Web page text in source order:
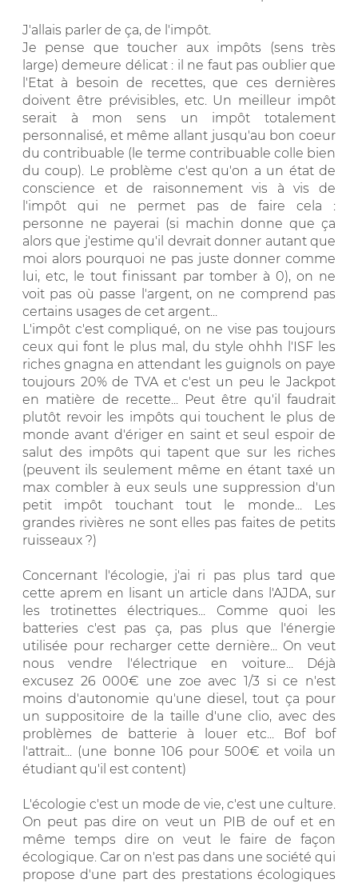
J'allais parler de ça, de l'impôt.
Je pense que toucher aux impôts (sens très
large) demeure délicat : il ne faut pas oublier que
l'Etat à besoin de recettes, que ces dernières
doivent être prévisibles, etc. Un meilleur impôt
serait à mon sens un impôt totalement
personnalisé, et même allant jusqu'au bon coeur
du contribuable (le terme contribuable colle bien
du coup). Le problème c'est qu'on a un état de
conscience et de raisonnement vis à vis de
l'impôt qui ne permet pas de faire cela :
personne ne payerai (si machin donne que ça
alors que j'estime qu'il devrait donner autant que
moi alors pourquoi ne pas juste donner comme
lui, etc, le tout finissant par tomber à 0), on ne
voit pas où passe l'argent, on ne comprend pas
certains usages de cet argent...
L'impôt c'est compliqué, on ne vise pas toujours
ceux qui font le plus mal, du style ohhh l'ISF les
riches gnagna en attendant les guignols on paye
toujours 20% de TVA et c'est un peu le Jackpot
en matière de recette... Peut être qu'il faudrait
plutôt revoir les impôts qui touchent le plus de
monde avant d'ériger en saint et seul espoir de
salut des impôts qui tapent que sur les riches
(peuvent ils seulement même en étant taxé un
max combler à eux seuls une suppression d'un
petit impôt touchant tout le monde... Les
grandes rivières ne sont elles pas faites de petits
ruisseaux ?)
Concernant l'écologie, j'ai ri pas plus tard que
cette aprem en lisant un article dans l'AJDA, sur
les trotinettes électriques... Comme quoi les
batteries c'est pas ça, pas plus que l'énergie
utilisée pour recharger cette dernière... On veut
nous vendre l'électrique en voiture... Déjà
excusez 26 000€ une zoe avec 1/3 si ce n'est
moins d'autonomie qu'une diesel, tout ça pour
un suppositoire de la taille d'une clio, avec des
problèmes de batterie à louer etc... Bof bof
l'attrait... (une bonne 106 pour 500€ et voila un
étudiant qu'il est content)
L'écologie c'est un mode de vie, c'est une culture.
On peut pas dire on veut un PIB de ouf et en
même temps dire on veut le faire de façon
écologique. Car on n'est pas dans une société qui
propose d'une part des prestations écologiques